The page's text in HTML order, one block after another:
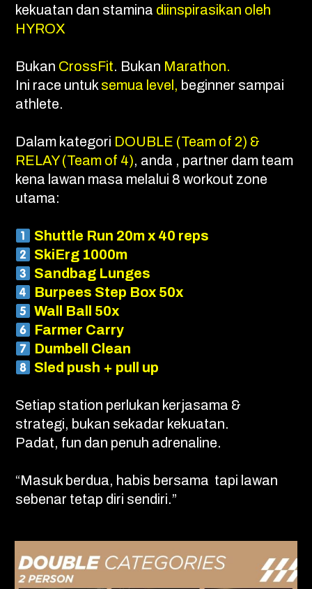
kekuatan dan stamina diinspirasikan oleh
HYROX
Bukan CrossFit. Bukan Marathon.
Ini race untuksemua level, beginner sampai
athlete.
Dalam kategori DOUBLE (Team of 2) &
RELAY (Team of 4), anda , partner dam team
kena lawan masa melalui 8 workout zone
utama:
Shuttle Run 20m x 40 reps
SkiErg 1000m
Sandbag Lunges
Burpees Step Box 50x
Wall Ball 50x
Farmer Carry
Dumbell Clean
Sled push + pull up
Setiap station perlukan kerjasama &
strategi, bukan sekadar kekuatan.
Padat, fun dan penuh adrenaline.
“Masuk berdua, habis bersama tapi lawan
sebenar tetap diri sendiri.”